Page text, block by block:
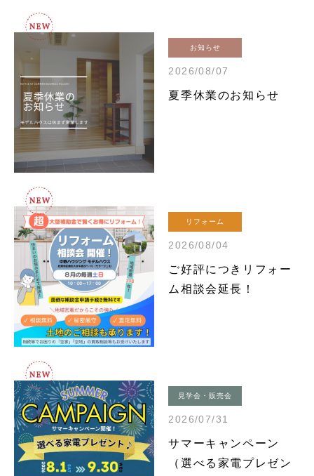
お知らせ
2026/08/07
夏季休業のお知らせ
リフォーム
2026/08/04
ご好評につきリフォー
ム相談会延長！
見学会・販売会
2026/07/31
サマーキャンペーン
（選べる家電プレゼン